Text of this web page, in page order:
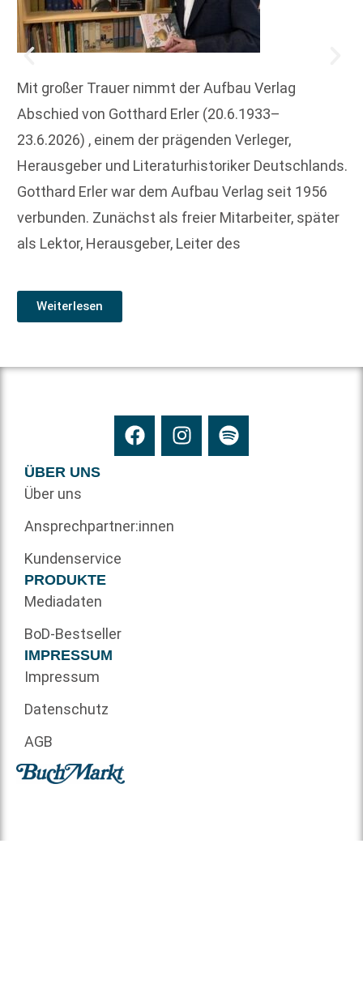
Mit großer Trauer nimmt der Aufbau Verlag
Abschied von Gotthard Erler (20.6.1933–
23.6.2026) , einem der prägenden Verleger,
Herausgeber und Literaturhistoriker Deutschlands.
Gotthard Erler war dem Aufbau Verlag seit 1956
verbunden. Zunächst als freier Mitarbeiter, später
als Lektor, Herausgeber, Leiter des
Weiterlesen
ÜBER UNS
Über uns
Ansprechpartner:innen
Kundenservice
PRODUKTE
Mediadaten
BoD-Bestseller
IMPRESSUM
Impressum
Datenschutz
AGB